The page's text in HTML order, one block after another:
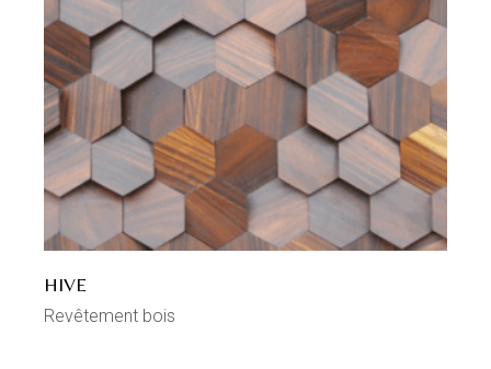
HIVE
Revêtement bois